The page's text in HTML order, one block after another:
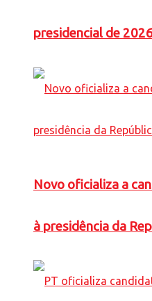
presidencial de
Novo oficializa a
à presidência da